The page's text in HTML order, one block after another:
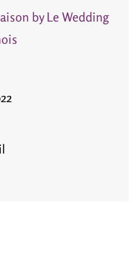
by Le Wedding